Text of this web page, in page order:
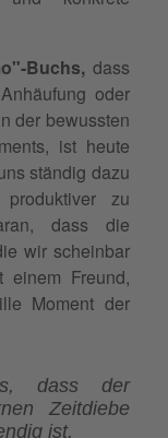
Buchs, dass
oder
der bewussten
ist heute
ständig dazu
zu
dass die
wir scheinbar
einem Freund,
Moment der
dass der
Zeitdiebe
ist.